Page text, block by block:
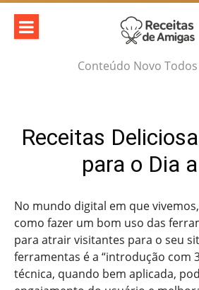
Skip
content
Conteúdo Novo
Receitas
para o Dia
No mundo digital em que
como fazer um bom uso das
para atrair visitantes para o seu
ferramentas é a “introdução com
técnica, quando bem aplicada,